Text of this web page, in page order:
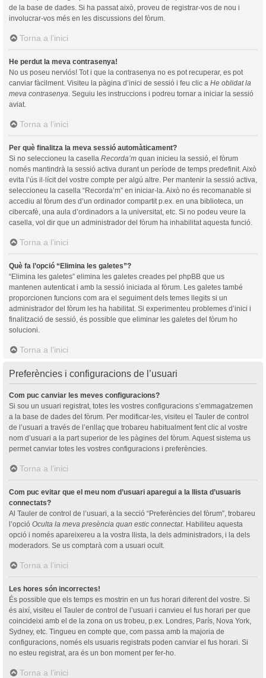
de la base de dades. Si ha passat això, proveu de registrar-vos de nou i
involucrar-vos més en les discussions del fòrum.
Torna a l’inici
He perdut la meva contrasenya!
No us poseu nerviós! Tot i que la contrasenya no es pot recuperar, es pot
canviar fàcilment. Visiteu la pàgina d’inici de sessió i feu clic a He oblidat la
meva contrasenya . Seguiu les instruccions i podreu tornar a iniciar la sessió
aviat.
Torna a l’inici
Per què finalitza la meva sessió automàticament?
Si no seleccioneu la casella Recorda’m quan inicieu la sessió, el fòrum
només mantindrà la sessió activa durant un període de temps predefinit. Això
evita l’ús il·lícit del vostre compte per algú altre. Per mantenir la sessió activa,
seleccioneu la casella “Recorda’m” en iniciar-la. Això no és recomanable si
accediu al fòrum des d’un ordinador compartit p.ex. en una biblioteca, un
cibercafè, una aula d’ordinadors a la universitat, etc. Si no podeu veure la
casella, vol dir que un administrador del fòrum ha inhabilitat aquesta funció.
Torna a l’inici
Què fa l’opció “Elimina les galetes”?
“Elimina les galetes” elimina les galetes creades pel phpBB que us
mantenen autenticat i amb la sessió iniciada al fòrum. Les galetes també
proporcionen funcions com ara el seguiment dels temes llegits si un
administrador del fòrum les ha habilitat. Si experimenteu problemes d’inici i
finalització de sessió, és possible que eliminar les galetes del fòrum ho
solucioni.
Torna a l’inici
Preferències i configuracions de l’usuari
Com puc canviar les meves configuracions?
Si sou un usuari registrat, totes les vostres configuracions s’emmagatzemen
a la base de dades del fòrum. Per modificar-les, visiteu el Tauler de control
de l’usuari a través de l’enllaç que trobareu habitualment fent clic al vostre
nom d’usuari a la part superior de les pàgines del fòrum. Aquest sistema us
permet canviar totes les vostres configuracions i preferències.
Torna a l’inici
Com puc evitar que el meu nom d’usuari aparegui a la llista d’usuaris
connectats?
Al Tauler de control de l’usuari, a la secció “Preferències del fòrum”, trobareu
l’opció Oculta la meva presència quan estic connectat. Habiliteu aquesta
opció i només apareixereu a la vostra llista, la dels administradors, i la dels
moderadors. Se us comptarà com a usuari ocult.
Torna a l’inici
Les hores són incorrectes!
És possible que els temps es mostrin en un fus horari diferent del vostre. Si
és així, visiteu el Tauler de control de l’usuari i canvieu el fus horari per que
coincideixi amb el de la zona on us trobeu, p.ex. Londres, París, Nova York,
Sydney, etc. Tingueu en compte que, com passa amb la majoria de
configuracions, només els usuaris registrats poden canviar el fus horari. Si
no esteu registrat, ara és un bon moment per fer-ho.
Torna a l’inici